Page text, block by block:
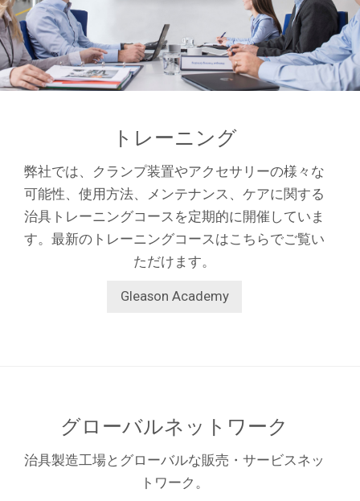
トレーニング
弊社では、クランプ装置やアクセサリーの様々な
可能性、使用方法、メンテナンス、ケアに関する
治具トレーニングコースを定期的に開催していま
す。最新のトレーニングコースはこちらでご覧い
ただけます。
Gleason Academy
グローバルネットワーク
治具製造工場とグローバルな販売・サービスネッ
トワーク。